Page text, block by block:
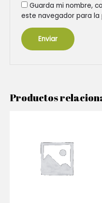
Guarda mi nombre,
este navegador para la
Productos